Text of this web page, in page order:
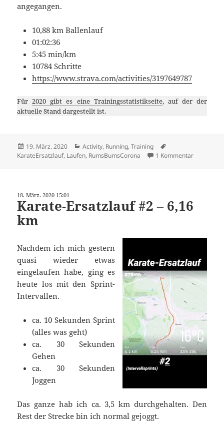
angegangen.
10,88 km Ballenlauf
01:02:36
5:45 min/km
10784 Schritte
https://www.strava.com/activities/3197649787
Für2020 gibt es eine Trainingsstatistikseite, auf der der
aktuelle Stand dargestellt ist.
Veröffentlicht
am
19. März. 2020 Kategorien
Activity, Running,Training
KarateErsatzlauf, Laufen, RumsBumsCorona 1 Kommentarzu Karate-
18. März. 2020 15:01
Karate-Ersatzlauf #2 – 6,16
km
Nachdem ich mich gestern
quasi wieder etwas
eingelaufen habe, ging es
heute los mit den Sprint-
Intervallen.
ca. 10 Sekunden Sprint
(alles was geht)
ca. 30 Sekunden
Gehen
ca. 30 Sekunden
Joggen
Das ganze hab ich ca. 3,5 km durchgehalten. Den
Rest der Strecke bin ich normal gejoggt.